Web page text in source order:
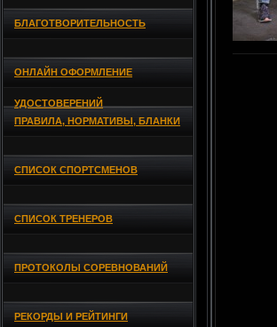
БЛАГОТВОРИТЕЛЬНОСТЬ
ОНЛАЙН ОФОРМЛЕНИЕ
УДОСТОВЕРЕНИЙ
ПРАВИЛА, НОРМАТИВЫ, БЛАНКИ
СПИСОК СПОРТСМЕНОВ
СПИСОК ТРЕНЕРОВ
ПРОТОКОЛЫ СОРЕВНОВАНИЙ
РЕКОРДЫ И РЕЙТИНГИ